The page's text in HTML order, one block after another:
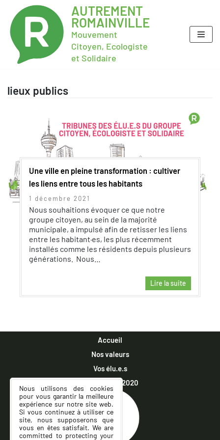
AUTREMENT
ROMAINVILLE
Mouvement
Citoyen, Ecologiste
et Solidaire
lieux publics
Une ville en pleine transformation : cultiver
les liens entre tous les habitants
1 décembre 2021
Nous souhaitions évoquer ce que notre
groupe citoyen, au sein de la majorité
municipale, a impulsé afin de retisser les liens
entre les habitant·es, les plus récemment
installés comme les résidents depuis plusieurs
générations. Nous…
Lire la suite
Accueil
Nos valeurs
Vos élu.e.s
Municipales 2020
Nous utilisons des cookies
pour vous garantir la meilleure
expérience sur notre site web.
Si vous continuez à utiliser ce
site, nous supposerons que
vous en êtes satisfait. We are
committed to protecting your